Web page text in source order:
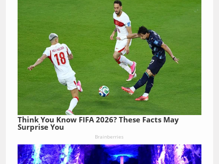
Think You Know FIFA 2026? These Facts May
Surprise You
Brainberries